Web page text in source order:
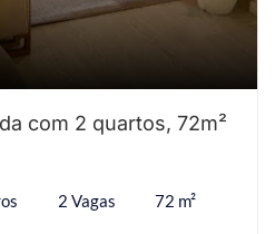
com 2 quartos, 72m²
2 Vagas 72 m²